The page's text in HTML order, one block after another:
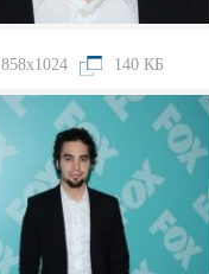
858x1024 140 КБ